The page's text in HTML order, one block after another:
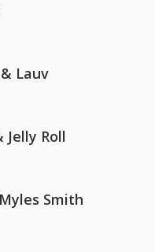
Lauv
Jelly Roll
Smith